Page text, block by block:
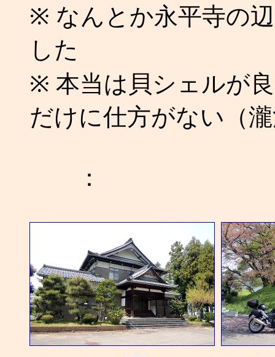
※ なんとか永平寺の
した
※ 本当は貝シェルが
だけに仕方がない（
：